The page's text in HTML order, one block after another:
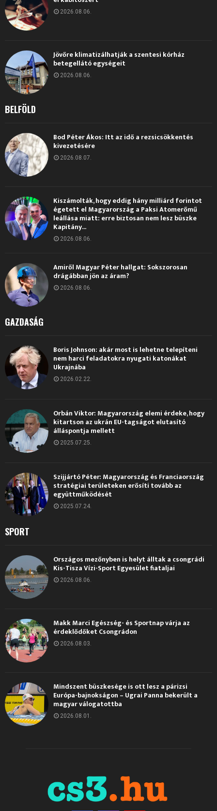
2026.08.06.
Jövőre klimatizálhatják a szentesi kórház
betegellátó egységeit
2026.08.06.
BELFÖLD
Bod Péter Ákos: Itt az idő a rezsicsökkentés
kivezetésére
2026.08.07.
Kiszámolták, hogy eddig hány milliárd forintot
égetett el Magyarország a Paksi Atomerőmű
leállása miatt: erre biztosan nem lesz büszke
Kapitány...
2026.08.06.
Amiről Magyar Péter hallgat: Sokszorosan
drágábban jön az áram?
2026.08.06.
GAZDASÁG
Boris Johnson: akár most is lehetne telepíteni
nem harci feladatokra nyugati katonákat
Ukrajnába
2026.02.22.
Orbán Viktor: Magyarország elemi érdeke, hogy
kitartson az ukrán EU-tagságot elutasító
álláspontja mellett
2025.07.25.
Szijjártó Péter: Magyarország és Franciaország
stratégiai területeken erősíti tovább az
együttműködését
2025.07.24.
SPORT
Országos mezőnyben is helyt álltak a csongrádi
Kis-Tisza Vízi-Sport Egyesület fiataljai
2026.08.06.
Makk Marci Egészség- és Sportnap várja az
érdeklődőket Csongrádon
2026.08.03.
Mindszent büszkesége is ott lesz a párizsi
Európa-bajnokságon – Ugrai Panna bekerült a
magyar válogatottba
2026.08.01.